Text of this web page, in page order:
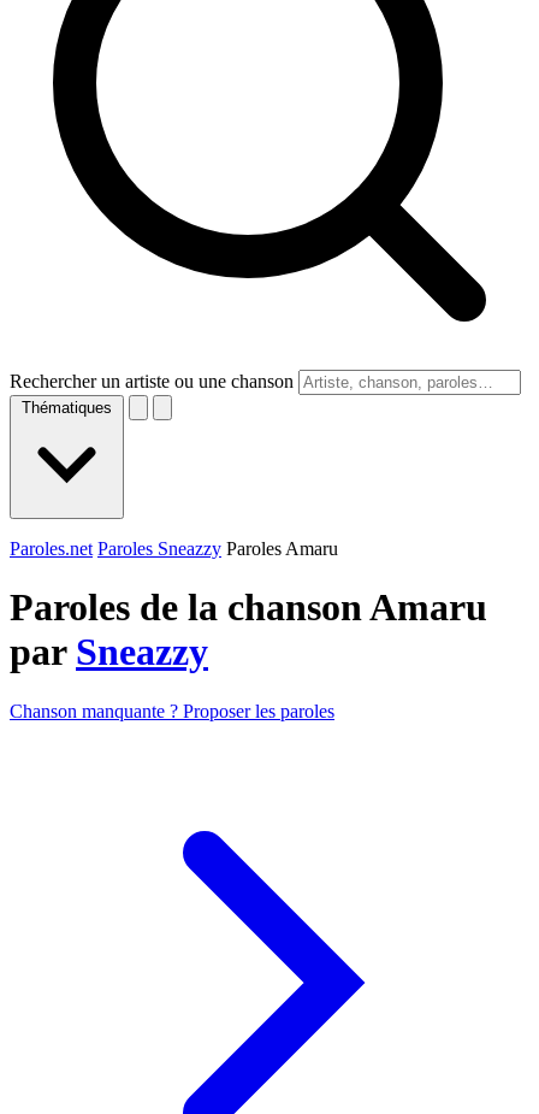
Rechercher un artiste ou une chanson
Thématiques
Paroles.net Paroles Sneazzy Paroles Amaru
Paroles de la chanson Amaru
par Sneazzy
Chanson manquante ? Proposer les paroles